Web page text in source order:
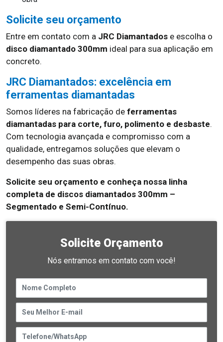
Solicite seu orçamento
Entre em contato com a JRC Diamantados e escolha o
disco diamantado 300mm ideal para sua aplicação em
concreto.
JRC Diamantados: excelência em
ferramentas diamantadas
Somos líderes na fabricação de ferramentas
diamantadas para corte, furo, polimento e desbaste.
Com tecnologia avançada e compromisso com a
qualidade, entregamos soluções que elevam o
desempenho das suas obras.
Solicite seu orçamento e conheça nossa linha
completa de discos diamantados 300mm –
Segmentado e Semi-Contínuo.
Solicite Orçamento
Nós entramos em contato com você!